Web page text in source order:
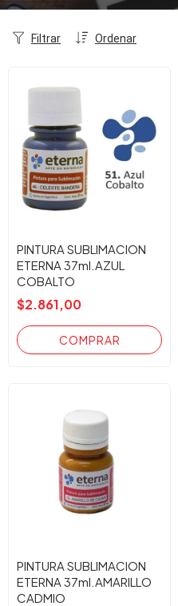
Ordenar
Filtrar
PINTURA SUBLIMACION
ETERNA 37ml.AZUL
COBALTO
$2.861,00
PINTURA SUBLIMACION
ETERNA 37ml.AMARILLO
CADMIO